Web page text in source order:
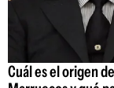
Cuál es el origen